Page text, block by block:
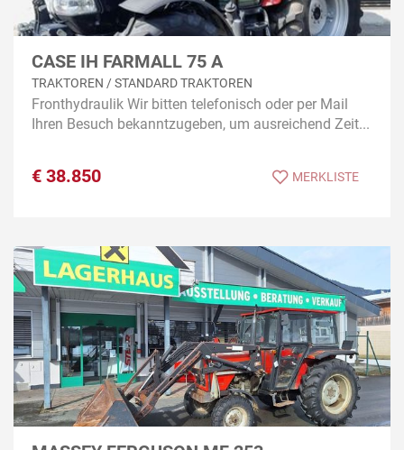
CASE IH FARMALL 75 A
TRAKTOREN / STANDARD TRAKTOREN
Fronthydraulik Wir bitten telefonisch oder per Mail
Ihren Besuch bekanntzugeben, um ausreichend Zeit...
€ 38.850 MERKLISTE